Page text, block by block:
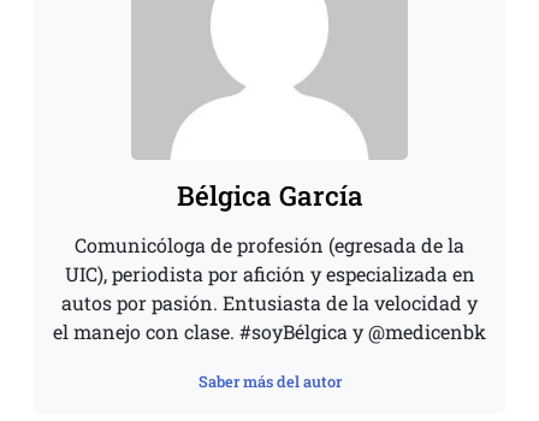
Bélgica García
Comunicóloga de profesión (egresada de la
UIC), periodista por afición y especializada en
autos por pasión. Entusiasta de la velocidad y
el manejo con clase. #soyBélgica y @medicenbk
Saber más del autor